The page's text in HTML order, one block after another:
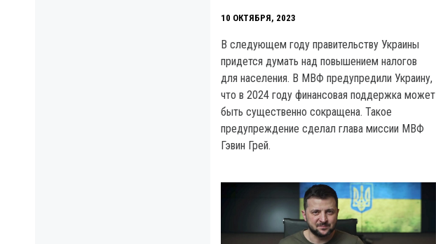
10 ОКТЯБРЯ, 2023
В следующем году правительству Украины
придется думать над повышением налогов
для населения. В МВФ предупредили Украину,
что в 2024 году финансовая поддержка может
быть существенно сокращена. Такое
предупреждение сделал глава миссии МВФ
Гэвин Грей.